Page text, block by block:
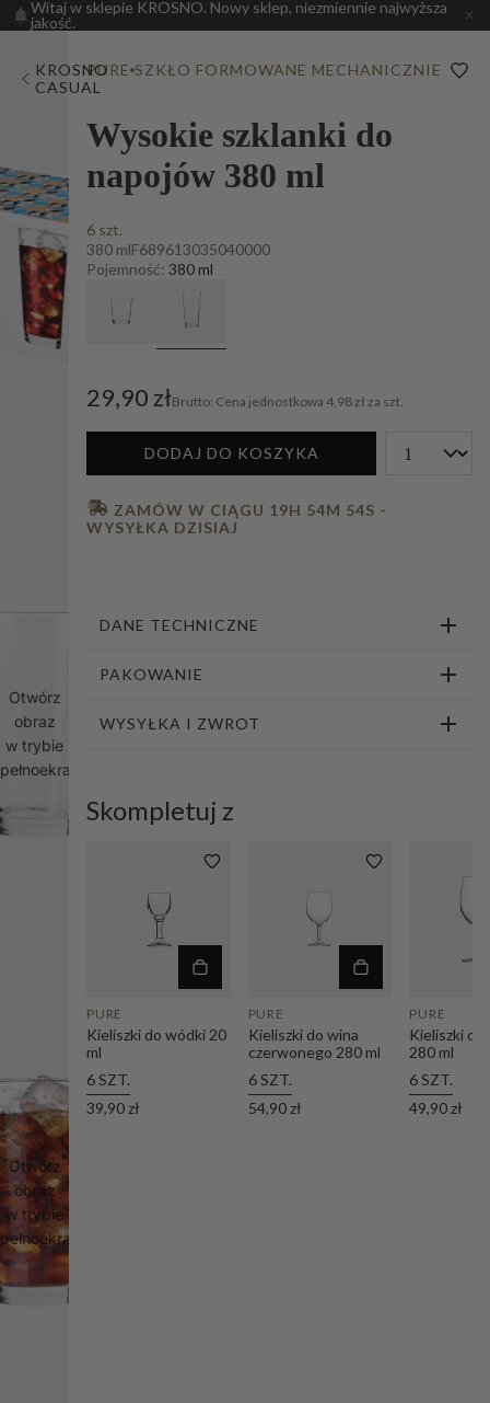
Witaj w sklepie KROSNO. Nowy sklep, niezmiennie najwyższa
jakość.
KROSNO
CASUAL
Otwórz
obraz
w trybie
pełnoekranowym
Otwórz
obraz
w trybie
pełnoekranowym
PURE SZKŁO FORMOWANE MECHANICZNIE
Wysokie szklanki do
napojów 380 ml
6 szt.
380 mlF689613035040000
Pojemność: 380 ml
29,90 zł Cena jednostkowa 4,98 zł za szt.
DODAJ DO KOSZYKA
DANE TECHNICZNE
PAKOWANIE
WYSYŁKA I ZWROT
Skompletuj z
PURE
Kieliszki do wódki 20
ml
6 SZT.
39,90 zł
PURE
Kieliszki do wina
czerwonego 280 ml
6 SZT.
54,90 zł
PURE
Kieliszki do
280 ml
6 SZT.
49,90 zł
ZAMÓW W CIĄGU 19H 54M 53S -
WYSYŁKA DZISIAJ